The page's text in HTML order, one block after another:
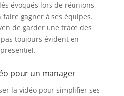
évoqués lors de réunions,
gagner à ses équipes.
de garder une trace des
pas toujours évident en
pour un manager
la vidéo pour simplifier ses